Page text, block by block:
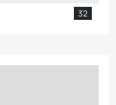
32